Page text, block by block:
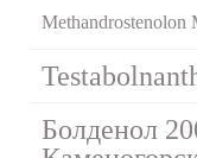
Methandrostenolon
Болденол